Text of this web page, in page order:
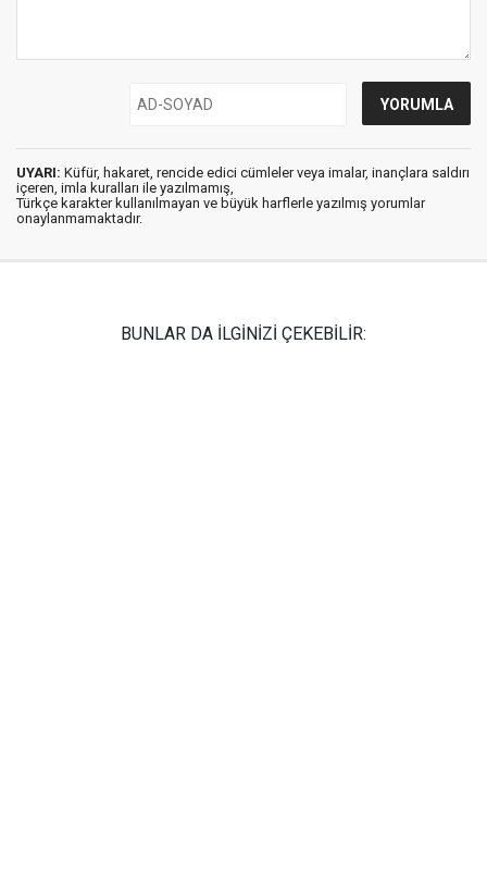
UYARI: Küfür, hakaret, rencide edici cümleler veya imalar, inançlara saldırı
içeren, imla kuralları ile yazılmamış,
Türkçe karakter kullanılmayan ve büyük harflerle yazılmış yorumlar
onaylanmamaktadır.
BUNLAR DA İLGİNİZİ ÇEKEBİLİR: